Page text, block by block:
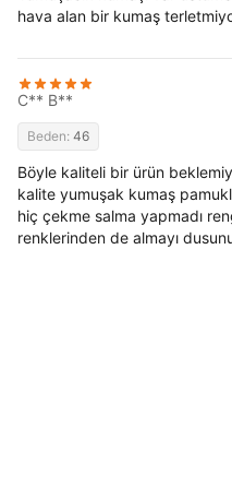
hava alan bir kumaş
C** B**
Beden: 46
Böyle kaliteli bir ürün
kalite yumuşak kumaş
hiç çekme salma yapmadı
renklerinden de almayı